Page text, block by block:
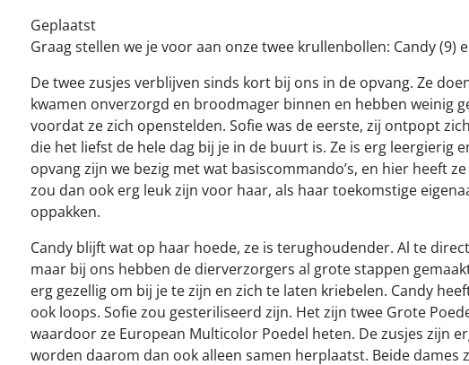
Geplaatst
Graag stellen we je voor aan onze twee krullenbollen: Candy (9)
De twee zusjes verblijven sinds kort bij ons in de opvang. Ze
kwamen onverzorgd en broodmager binnen en hebben weinig
voordat ze zich openstelden. Sofie was de eerste, zij ontpopt
die het liefst de hele dag bij je in de buurt is. Ze is erg leergierig
opvang zijn we bezig met wat basiscommando’s, en hier heeft
zou dan ook erg leuk zijn voor haar, als haar toekomstige
oppakken.
Candy blijft wat op haar hoede, ze is terughoudender. Al te
maar bij ons hebben de dierverzorgers al grote stappen
erg gezellig om bij je te zijn en zich te laten kriebelen. Candy
ook loops. Sofie zou gesteriliseerd zijn. Het zijn twee Grote
waardoor ze European Multicolor Poedel heten. De zusjes zijn
worden daarom dan ook alleen samen herplaatst. Beide dames